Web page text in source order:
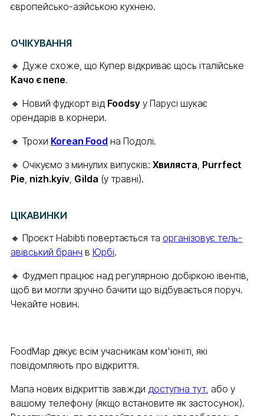
європейсько-азійською кухнею.
ОЧІКУВАННЯ
🔸 Дуже схоже, що Купер відкриває щось італійське
Качо є пепе.
🔸 Новий фудкорт від Foodsy у Парусі шукає
орендарів в корнери.
🔸 Трохи Korean Food на Подолі.
🔸 Очікуємо з минулих випусків: Хвиляста, Purrfect
Pie, nizh.kyiv, Gilda (у травні).
ЦІКАВИНКИ
🔸 Проєкт Habibti повертається та організовує тель-
авівський бранч в Юрбі.
🔸 Фудмеп працює над регулярною добіркою івентів,
щоб ви могли зручно бачити що відбувається поруч.
Чекайте новин.
FoodMap дякує всім учасникам ком'юніті, які
повідомляють про відкриття.
Мапа нових відкриттів завжди доступна тут, або у
вашому телефону (якщо встановите як застосунок).